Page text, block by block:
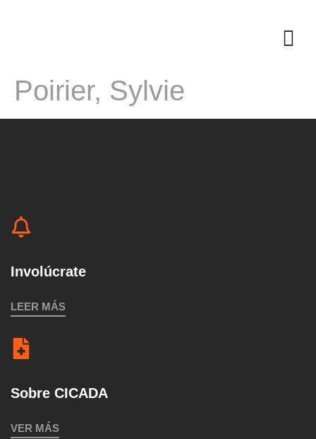
Poirier, Sylvie
Involúcrate
LEER MÁS
Sobre CICADA
VER MÁS